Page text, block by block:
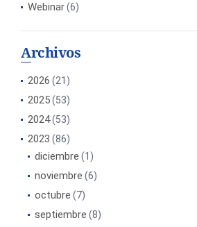
Webinar(6)
Archivos
2026 (21)
2025(53)
2024(53)
2023 (86)
diciembre (1)
noviembre (6)
octubre (7)
septiembre (8)